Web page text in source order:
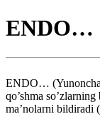
ENDO…
ENDO…
qo’shma
ma’nolarni bildiradi